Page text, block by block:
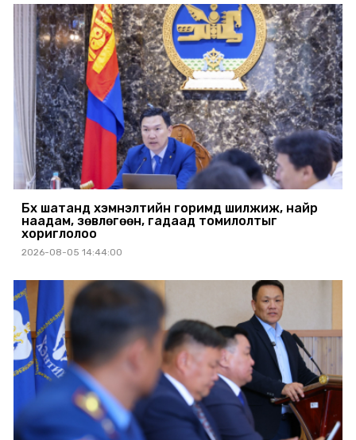
Бүх шатанд хэмнэлтийн горимд шилжиж, найр
наадам, зөвлөгөөн, гадаад томилолтыг
хориглолоо
2026-08-05 14:44:00